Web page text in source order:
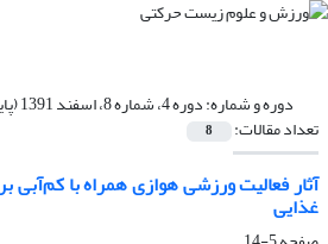
دوره و شماره:دوره 4، شماره 8، اسفند 1391 (پاییز و زمستان)
تعداد مقالات: 8
آثار فعالیت ورزشی هوازی همراه با کم‌آبی
غذایی